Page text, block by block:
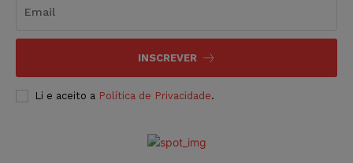
INSCREVER
Li e aceito a Política de Privacidade.